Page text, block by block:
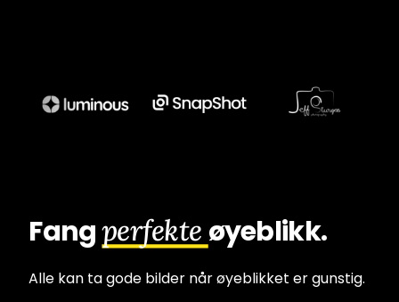
Fangperfekte øyeblikk.
Alle kan tagode bilder når øyeblikket er gunstig.